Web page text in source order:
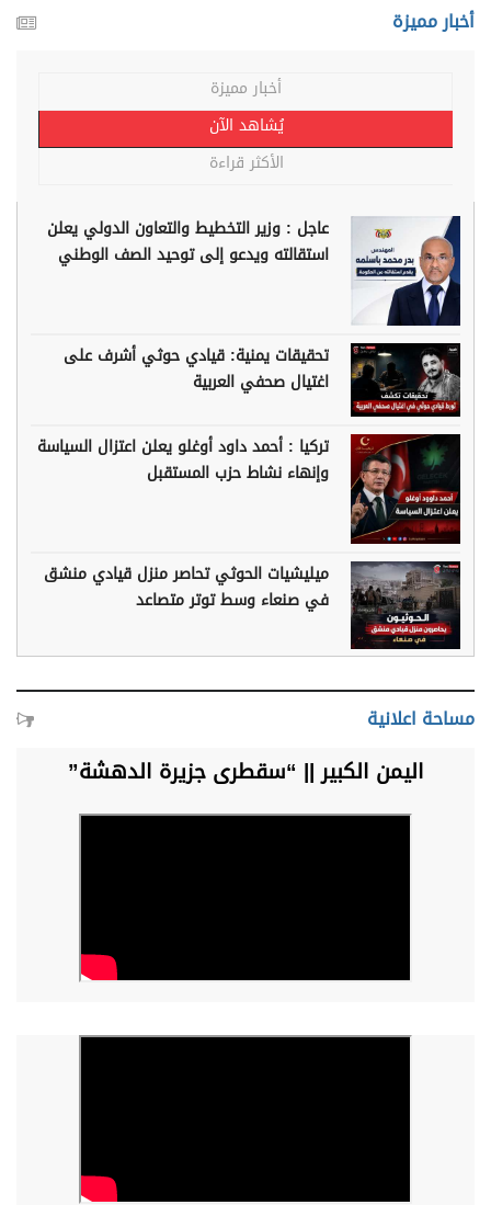
أخبار مميزة
أخبار مميزة
يُشاهد الآن
الأكثر قراءة
عاجل : وزير التخطيط والتعاون الدولي يعلن
استقالته ويدعو إلى توحيد الصف الوطني
تحقيقات يمنية: قيادي حوثي أشرف على
اغتيال صحفي العربية
تركيا : أحمد داود أوغلو يعلن اعتزال السياسة
وإنهاء نشاط حزب المستقبل
ميليشيات الحوثي تحاصر منزل قيادي منشق
في صنعاء وسط توتر متصاعد
مساحة اعلانية
اليمن الكبير || “سقطرى جزيرة الدهشة”